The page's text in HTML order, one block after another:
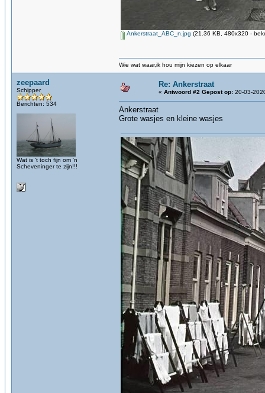
Ankerstraat_ABC_n.jpg (21.36 KB, 480x320 -
Wie wat waar,ik hou mijn kiezen op elkaar
zeepaard
Schipper
Berichten: 534
Wat is 't toch fijn om 'n
Scheveninger te zijn!!!
Re: Ankerstraat
« Antwoord #2 Gepost op: 20-03-
Ankerstraat
Grote wasjes en kleine wasjes